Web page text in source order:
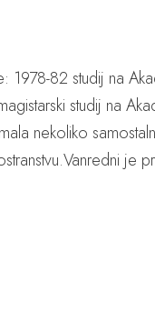
1978-82 studij na
studij na
nekoliko
je